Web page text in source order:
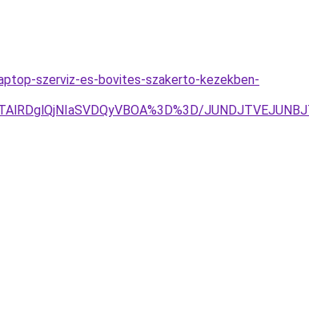
szerviz-es-bovites-szakerto-kezekben-